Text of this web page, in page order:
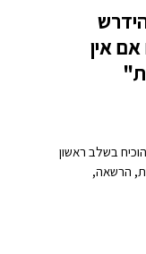
אין
בשלב ראשון
הרשאה,